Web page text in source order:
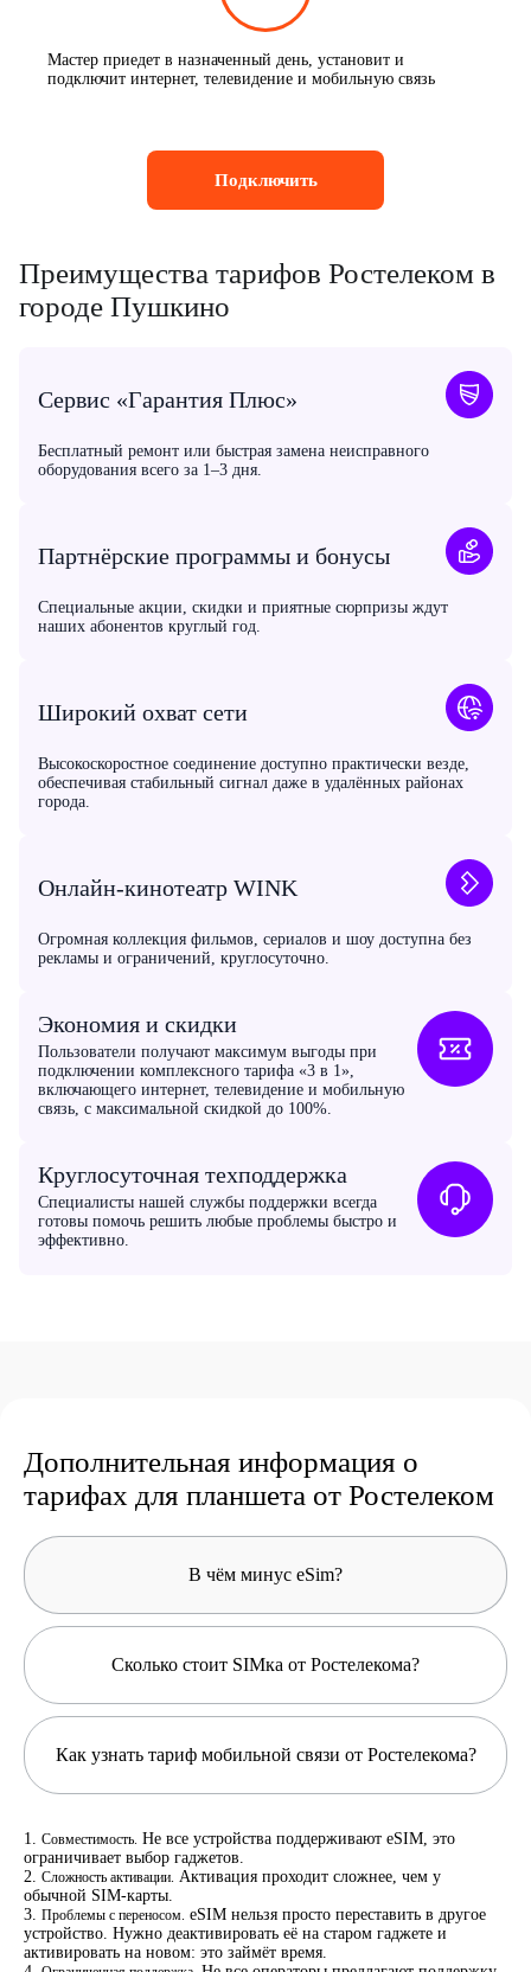
Мастер приедет в назначенный день, установит и
подключит интернет, телевидение и мобильную связь
Подключить
Преимущества тарифов Ростелеком в
городе Пушкино
Круглосуточная техподдержка
Специалисты нашей службы поддержки всегда
готовы помочь решить любые проблемы быстро и
эффективно.
Экономия и скидки
Пользователи получают максимум выгоды при
подключении комплексного тарифа «3 в 1»,
включающего интернет, телевидение и мобильную
связь, с максимальной скидкой до 100%.
Онлайн-кинотеатр WINK
Огромная коллекция фильмов, сериалов и шоу доступна без
рекламы и ограничений, круглосуточно.
Широкий охват сети
Высокоскоростное соединение доступно практически везде,
обеспечивая стабильный сигнал даже в удалённых районах
города.
Партнёрские программы и бонусы
Специальные акции, скидки и приятные сюрпризы ждут
наших абонентов круглый год.
Сервис «Гарантия Плюс»
Бесплатный ремонт или быстрая замена неисправного
оборудования всего за 1–3 дня.
Дополнительная информация о
тарифах для планшета от Ростелеком
В чём минус eSim?
Сколько стоит SIMка от Ростелекома?
Как узнать тариф мобильной связи от Ростелекома?
Совместимость. Не все устройства поддерживают eSIM, это
ограничивает выбор гаджетов.
Сложность активации. Активация проходит сложнее, чем у
обычной SIM-карты.
Проблемы с переносом. eSIM нельзя просто переставить в другое
устройство. Нужно деактивировать её на старом гаджете и
активировать на новом: это займёт время.